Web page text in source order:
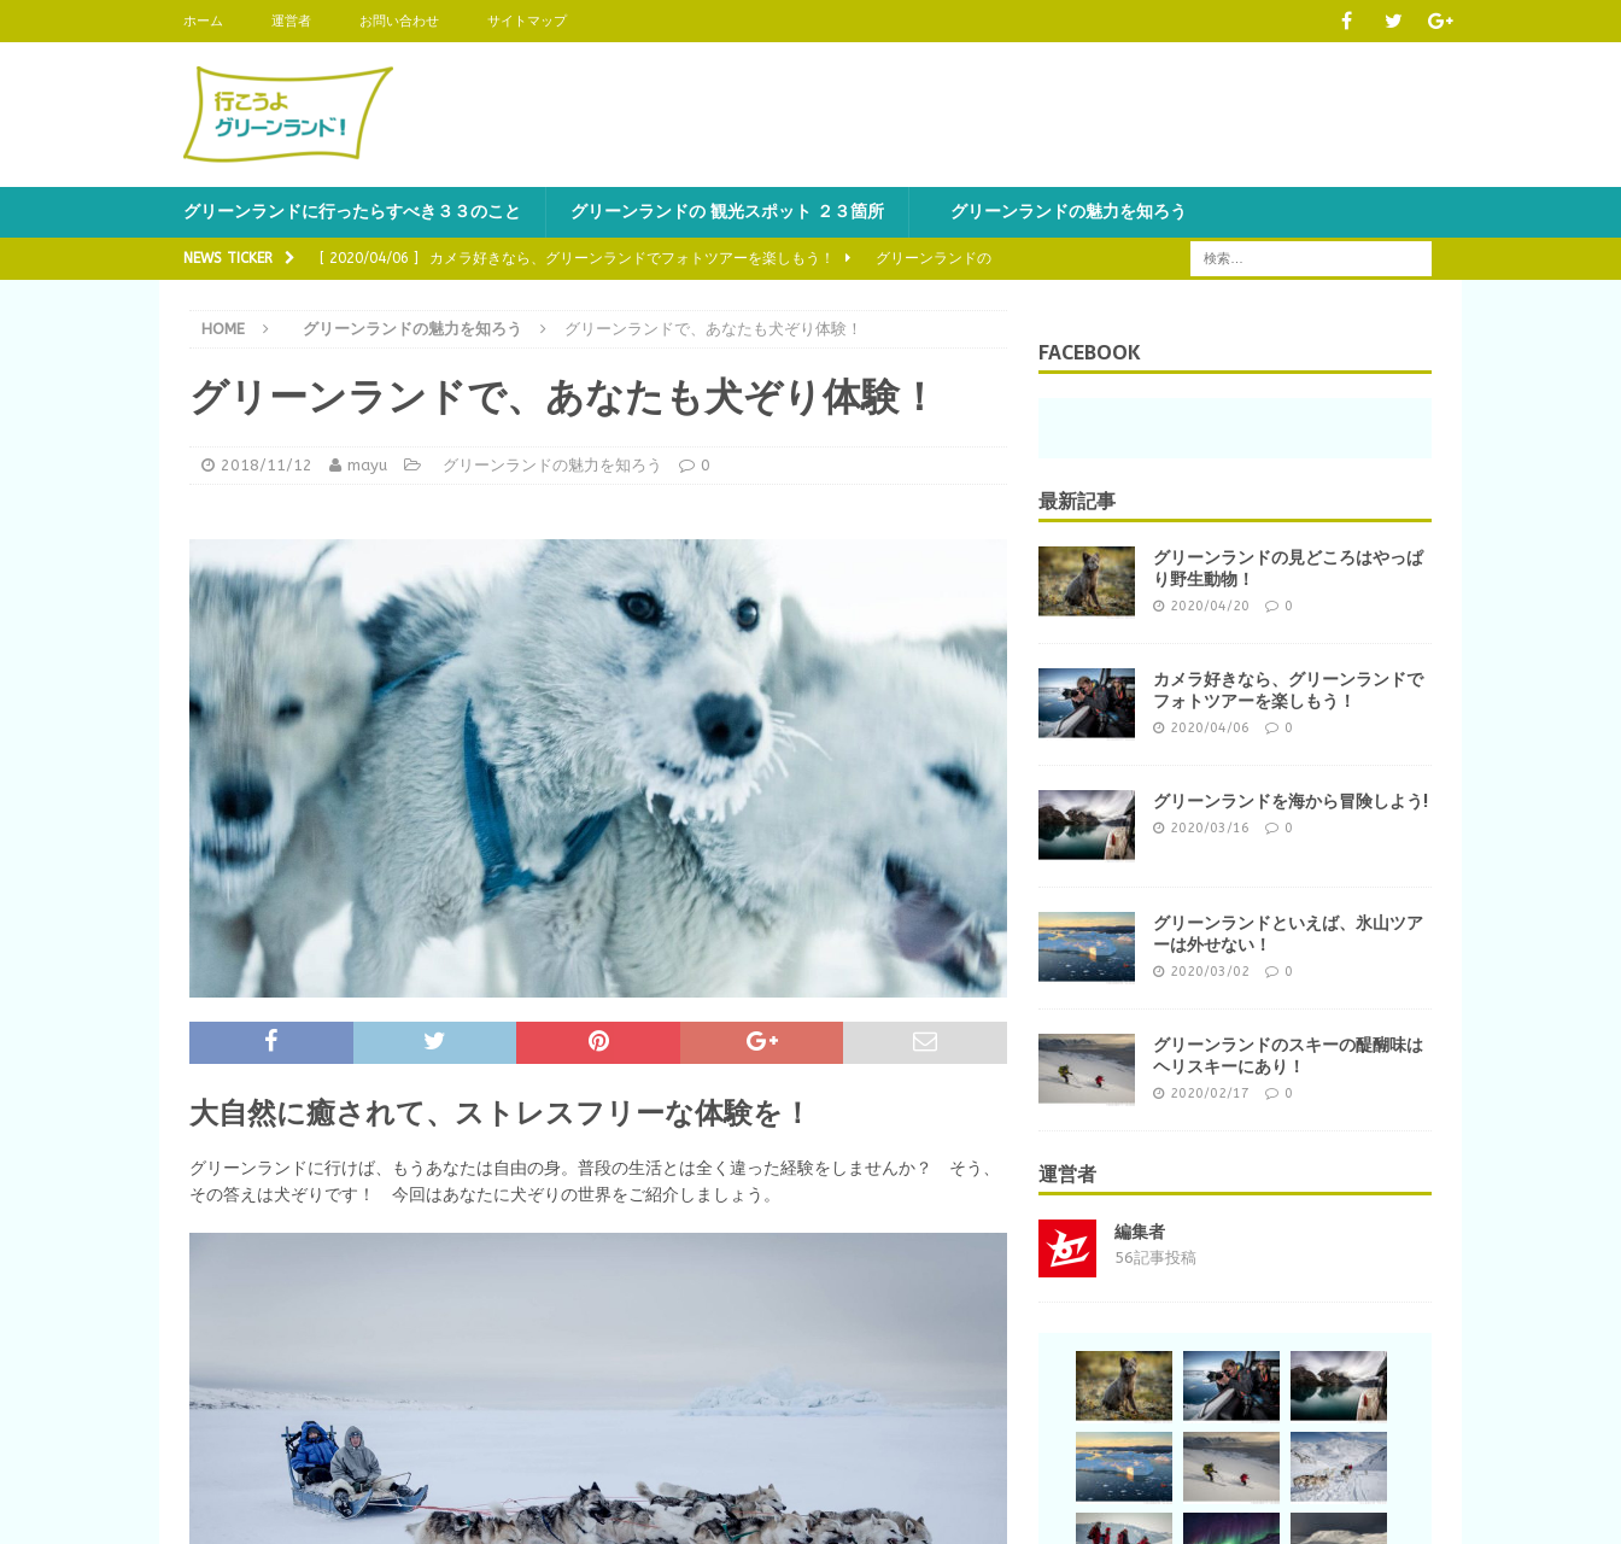
ホーム 運営者 お問い合わせ サイトマップ
グリーンランドに行ったらすべき３３のこと グリーンランドの 観光スポット ２３箇所 グリーンランドの魅力を知ろう
NEWS TICKER [ 2020/04/06 ] カメラ好きなら、グリーンランドでフォトツアーを楽しもう！ グリーンランドの
[ 2020/03/16 ] グリーンランドを海から冒険しよう! グリーンランドの魅力を知ろう
う
HOME グリーンランドの魅力を知ろう グリーンランドで、あなたも犬ぞり体験！
グリーンランドで、あなたも犬ぞり体験！
2018/11/12 mayu グリーンランドの魅力を知ろう 0
大自然に癒されて、ストレスフリーな体験を！
グリーンランドに行けば、もうあなたは自由の身。普段の生活とは全く違った経験をしませんか？ そう、
その答えは犬ぞりです！ 今回はあなたに犬ぞりの世界をご紹介しましょう。
FACEBOOK
最新記事
グリーンランドの見どころはやっぱ
り野生動物！
2020/04/20 0
カメラ好きなら、グリーンランドで
フォトツアーを楽しもう！
2020/04/06 0
グリーンランドを海から冒険しよう!
2020/03/16 0
グリーンランドといえば、氷山ツア
ーは外せない！
2020/03/02 0
グリーンランドのスキーの醍醐味は
ヘリスキーにあり！
2020/02/17 0
運営者
編集者
56記事投稿